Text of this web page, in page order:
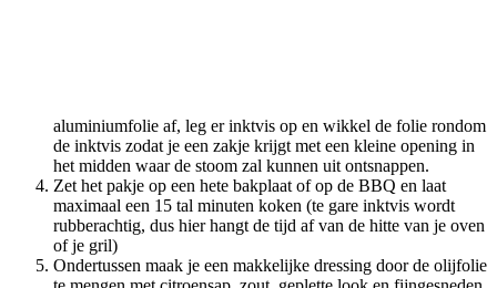
aluminiumfolie af, leg er inktvis op en wikkel de folie rondom
de inktvis zodat je een zakje krijgt met een kleine opening in
het midden waar de stoom zal kunnen uit ontsnappen.
Zet het pakje op een hete bakplaat of op de BBQ en laat
maximaal een 15 tal minuten koken (te gare inktvis wordt
rubberachtig, dus hier hangt de tijd af van de hitte van je oven
of je gril)
Ondertussen maak je een makkelijke dressing door de olijfolie